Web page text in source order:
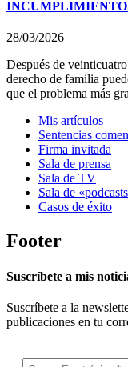
28/03/2026
Después de
derecho de familia
que el problema más
Mis artículos
Sentencias
Firma invitada
Sala de prensa
Sala de TV
Sala de
Casos de éxito
Footer
Suscríbete a mis
Suscríbete a la
publicaciones en tu